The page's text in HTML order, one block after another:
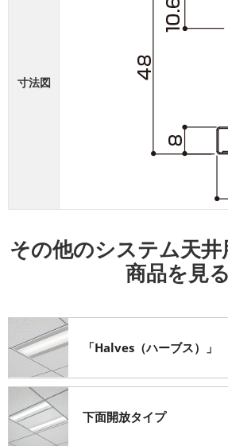
寸法図
その他のシステム天井
商品を見る
「Halves（ハーブス）」
下面開放タイプ